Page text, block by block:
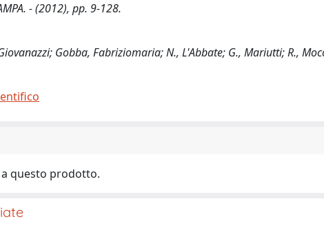
- (2012), pp. 9-128.
Gobba, Fabriziomaria; N., L'Abbate; G., Mariutti; R.,
questo prodotto.